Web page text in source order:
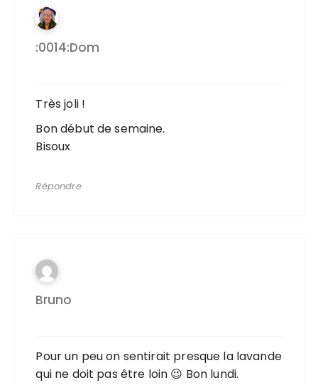
:0014:dom
Très joli !
Bon début de semaine.
Bisoux
Répondre
Bruno
Pour un peu on sentirait presque la lavande
qui ne doit pas être loin 😉 Bon lundi.